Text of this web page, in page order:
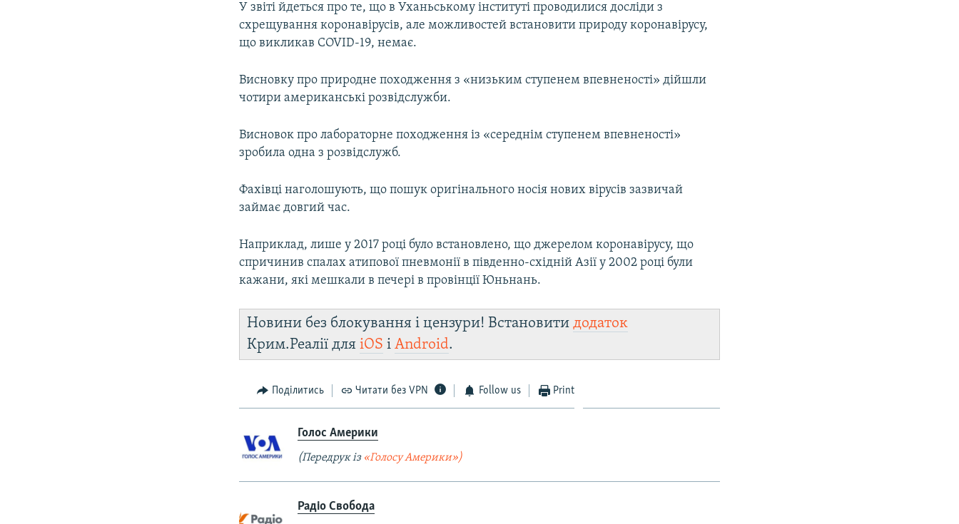
У звіті йдеться про те, що в Уханьському інституті проводилися досліди з
схрещування коронавірусів, але можливостей встановити природу коронавірусу,
що викликав COVID-19, немає.
Висновку про природне походження з «низьким ступенем впевненості» дійшли
чотири американські розвідслужби.
Висновок про лабораторне походження із «середнім ступенем впевненості»
зробила одна з розвідслужб.
Фахівці наголошують, що пошук оригінального носія нових вірусів зазвичай
займає довгий час.
Наприклад, лише у 2017 році було встановлено, що джерелом коронавірусу, що
спричинив спалах атипової пневмонії в південно-східній Азії у 2002 році були
кажани, які мешкали в печері в провінції Юньнань.
Новини без блокування і цензури! Встановитидодаток
Крим.Реалії дляiOS іAndroid.
Поділитись Читати без VPN Follow us Print
Голос Америки
(Передрук із «Голосу Америки»)
Радіо Свобода